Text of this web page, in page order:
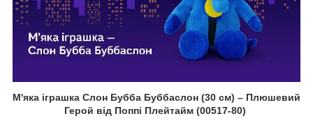
М'яка іграшка Слон Бубба Буббаслон (30 см) – Плюшевий
Герой від Поппі Плейтайм (00517-80)